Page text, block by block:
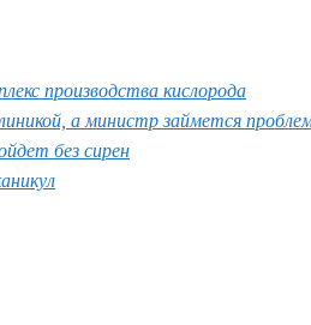
производства кислорода
а министр займется
без сирен